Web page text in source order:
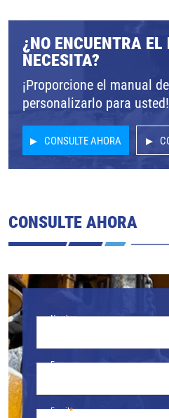
¿NO ENCUENTRA EL
NECESITA?
¡Proporcione el manual
personalizarlo para usted!
CONSULTE AHORA
CONSULTE AHORA
Nombre
Empresa
Email